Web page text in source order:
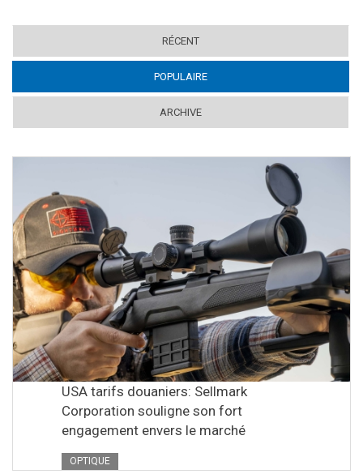
RÉCENT
POPULAIRE
ARCHIVE
USA tarifs douaniers: Sellmark
Corporation souligne son fort
engagement envers le marché
OPTIQUE